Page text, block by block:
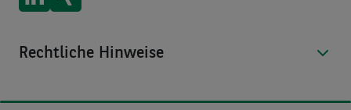
Rechtliche Hinweise